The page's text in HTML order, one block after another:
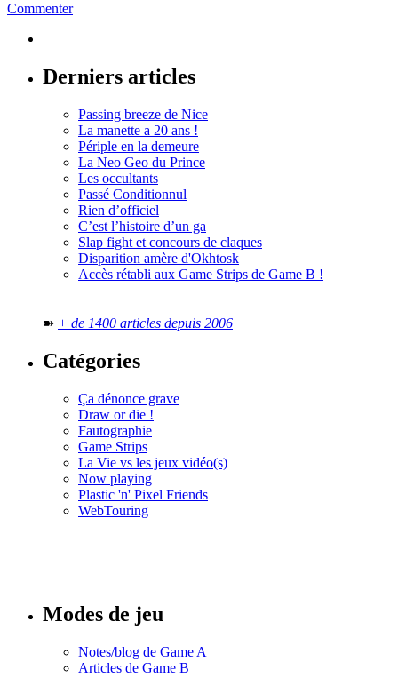
Commenter
Derniers articles
Passing breeze de Nice
La manette a 20 ans !
Périple en la demeure
La Neo Geo du Prince
Les occultants
Passé Conditionnul
Rien d’officiel
C’est l’histoire d’un ga
Slap fight et concours de claques
Disparition amère d'Okhtosk
Accès rétabli aux Game Strips de Game B !
➽ + de 1400 articles depuis 2006
Catégories
Ça dénonce grave
Draw or die !
Fautographie
Game Strips
La Vie vs les jeux vidéo(s)
Now playing
Plastic 'n' Pixel Friends
WebTouring
Modes de jeu
Notes/blog de Game A
Articles de Game B